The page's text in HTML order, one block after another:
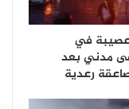
في
مدني بعد
رعدية